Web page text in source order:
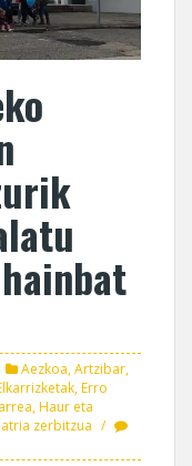
Aezkoa,Artzibar,
,Erro
,Haur eta
zerbitzua